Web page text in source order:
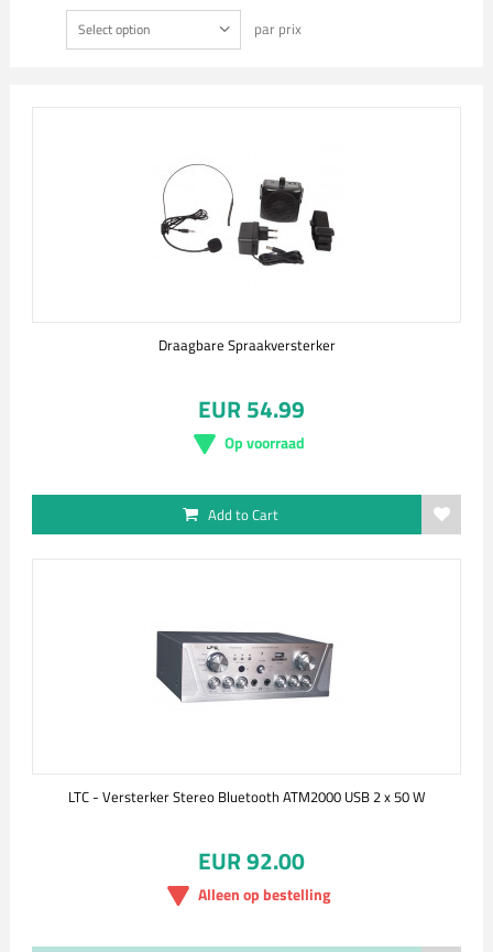
Select option par prix
Draagbare Spraakversterker
EUR 54.99
Op voorraad
Add to Cart
LTC - Versterker Stereo Bluetooth ATM2000 USB 2 x 50 W
EUR 92.00
Alleen op bestelling